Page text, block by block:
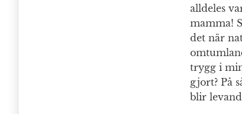
alldeles
mamma!
det när
trygg i
gjort? På
blir